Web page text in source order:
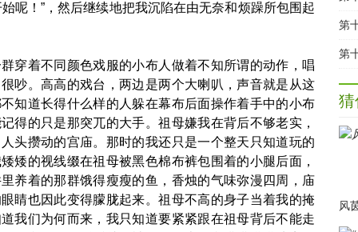
呢！”，然后继续地把我沉陷在由无奈和烦躁所包围起
着不同颜色戏服的小布人做着不知所谓的动作，唱
吵。高高的戏台，两边是两个大喇叭，声音就是从这
知道长得什么样的人躲在幕布后面操作着手中的小布
得的只是那突兀的大手。祖母嫌我在背后不够老实，
头攒动的宫庙。那时的我还只是一个整天只知道玩的
矮的视线缀在祖母被黑色棉布裤包围着的小腿后面，
养着的那群饿得瘦瘦的鱼，香烛的气味弥漫四周，庙
睛也因此变得朦胧起来。祖母不高的身子当着我的掩
我们为何而来，我只知道要紧紧跟在祖母背后不能走
猜
风